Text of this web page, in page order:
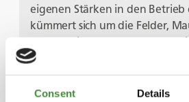
Consent Details
eigenen Stärken in den
kümmert sich um die Felder,
und Graziano um den Verkauf
hauseigenen Metzgerei.
Hören Sie Graziano zu, wenn
Wachstum ihres Betriebs und